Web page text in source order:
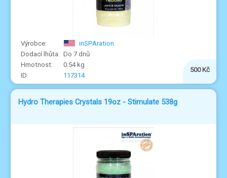
inSPAration
Do 7 dnů
0.54 kg
117314
500 Kč
Hydro Therapies Crystals 19oz - Stimulate 538g